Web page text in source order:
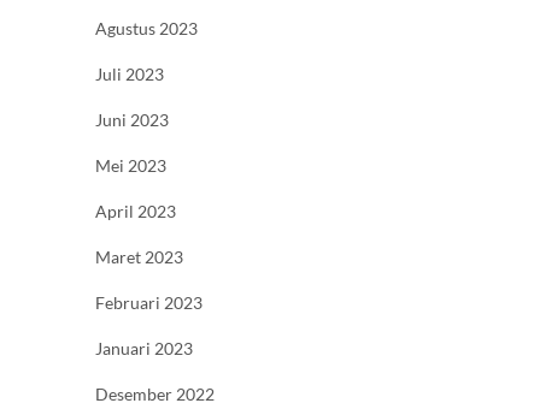
Agustus 2023
Juli 2023
Juni 2023
Mei 2023
April 2023
Maret 2023
Februari 2023
Januari 2023
Desember 2022